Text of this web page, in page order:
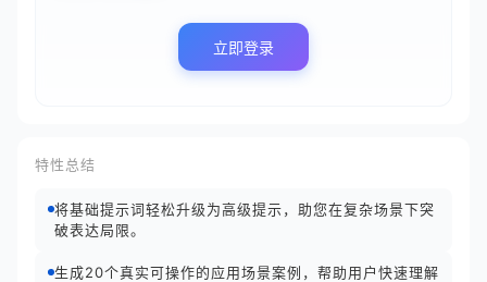
立即登录
特性总结
将基础提示词轻松升级为高级提示，助您在复杂场景下突
破表达局限。
生成20个真实可操作的应用场景案例，帮助用户快速理解